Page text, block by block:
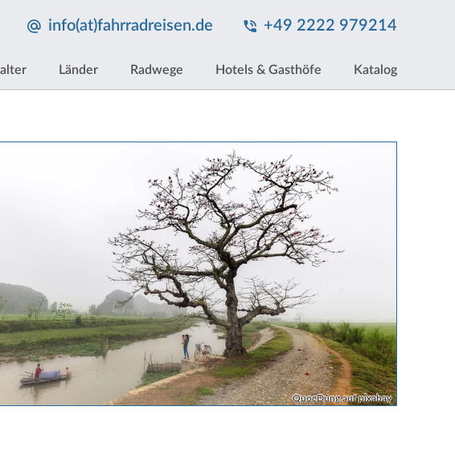
info(at)fahrradreisen.de +49 2222 979214
Länder Radwege Hotels & Gasthöfe Katalog
QuocDung auf pixabay